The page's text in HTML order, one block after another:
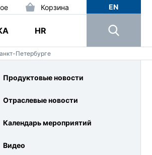
Корзина
HR
EN
Петербурге
Продуктовые новости
Отраслевые новости
Календарь мероприятий
Видео